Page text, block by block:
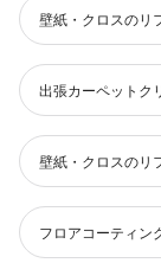
壁紙・クロスのリ
出張カーペットク
壁紙・クロスのリ
フロアコーティン